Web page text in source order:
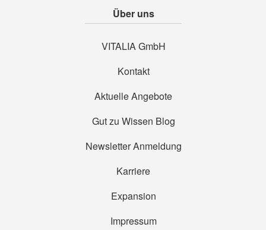
Über uns
VITALIA GmbH
Kontakt
Aktuelle Angebote
Gut zu Wissen Blog
Newsletter Anmeldung
Karriere
Expansion
Impressum